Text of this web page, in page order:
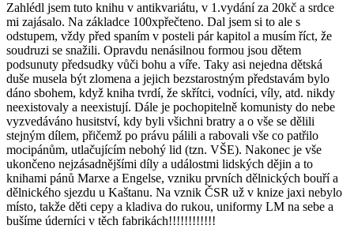
Zahlédl jsem tuto knihu v antikvariátu, v 1.vydání za 20kč a srdce
mi zajásalo. Na základce 100xpřečteno. Dal jsem si to ale s
odstupem, vždy před spaním v posteli pár kapitol a musím říct, že
soudruzi se snažili. Opravdu nenásilnou formou jsou dětem
podsunuty předsudky vůči bohu a víře. Taky asi nejedna dětská
duše musela být zlomena a jejich bezstarostným představám bylo
dáno sbohem, když kniha tvrdí, že skřítci, vodníci, víly, atd. nikdy
neexistovaly a neexistují. Dále je pochopitelně komunisty do nebe
vyzvedáváno husitství, kdy byli všichni bratry a o vše se dělili
stejným dílem, přičemž po právu pálili a rabovali vše co patřilo
mocipánům, utlačujícím nebohý lid (tzn. VŠE). Nakonec je vše
ukončeno nejzásadnějšími díly a událostmi lidských dějin a to
knihami pánů Marxe a Engelse, vzniku prvních dělnických bouří a
dělnického sjezdu u Kaštanu. Na vznik ČSR už v knize jaxi nebylo
místo, takže děti cepy a kladiva do rukou, uniformy LM na sebe a
bušíme úderníci v těch fabrikách!!!!!!!!!!!!